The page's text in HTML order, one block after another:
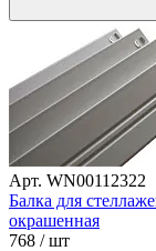
Арт. WN00112322
Балка для
окрашенная
768 / шт